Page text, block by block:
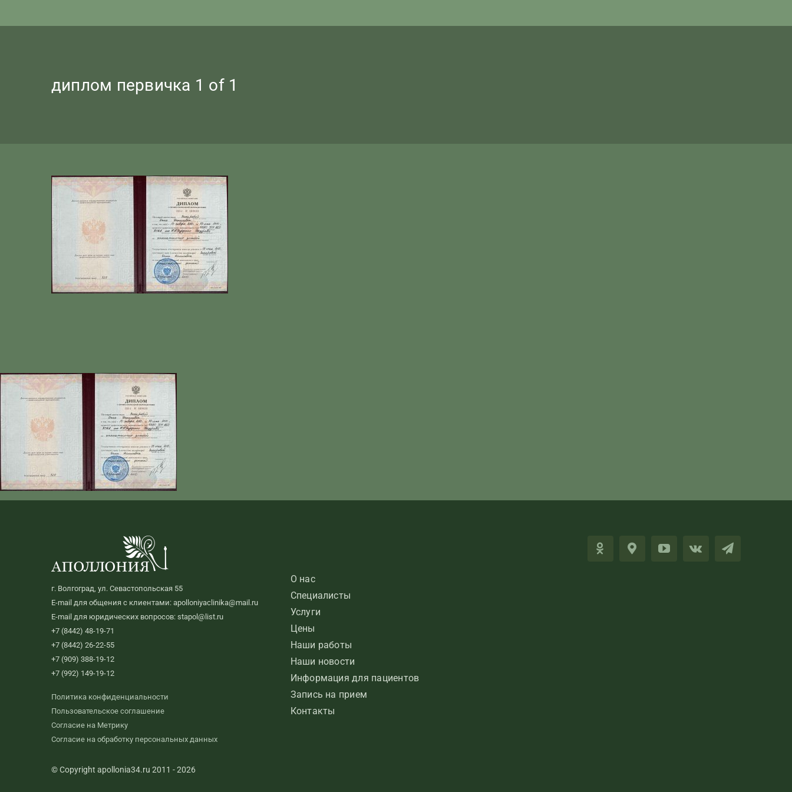
диплом первичка 1 of 1
г. Волгоград, ул. Севастопольская 55
E-mail для общения с клиентами: apolloniyaclinika@mail.ru
E-mail для юридических вопросов: stapol@list.ru
+7 (8442) 48-19-71
+7 (8442) 26-22-55
+7 (909) 388-19-12
+7 (992) 149-19-12
Политика конфиденциальности
Пользовательское соглашение
Согласие на Метрику
Согласие на обработку персональных данных
© Copyright apollonia34.ru 2011 - 2026
О нас
Специалисты
Услуги
Цены
Наши работы
Наши новости
Информация для пациентов
Запись на прием
Контакты